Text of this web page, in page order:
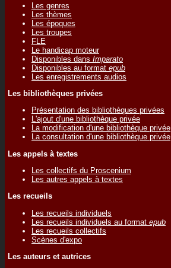
Les genres
Les thèmes
Les époques
Les troupes
FLE
Le handicap moteur
Disponibles dans Imparato
Disponibles au format epub
Les enregistrements audios
Les bibliothèques privées
Présentation des bibliothèques privées
L'ajout d'une bibliothèque privée
La modification d'une bibliothèque privée
La consultation d'une bibliothèque privée
Les appels à textes
Les collectifs du Proscenium
Les autres appels à textes
Les recueils
Les recueils individuels
Les recueils individuels au format epub
Les recueils collectifs
Scènes d'expo
Les auteurs et autrices